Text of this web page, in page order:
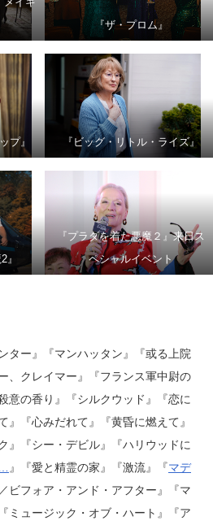
『ザ・プロム』
プ』 『ビッグ・リトル・ライズ』
『プラダを着た悪魔２』来日ス
ペシャルイベント
ター』『マンハッタン』『或る上院
、クレイマー』『フランス軍中尉の
意の香り』『シルクウッド』『恋に
』『心みだれて』『黄昏に燃えて』
』『シー・デビル』『ハリウッドに
』『愛と精霊の家』『激流』『マデ
ビフォア・アンド・アフター』『マ
ミュージック・オブ・ハート』『ア